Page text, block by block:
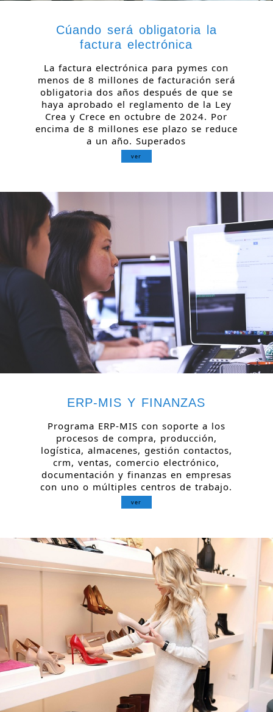
Cúando será obligatoria la
factura electrónica
La factura electrónica para pymes con
menos de 8 millones de facturación será
obligatoria dos años después de que se
haya aprobado el reglamento de la Ley
Crea y Crece en octubre de 2024. Por
encima de 8 millones ese plazo se reduce
a un año. Superados
ver
ERP-MIS Y FINANZAS
Programa ERP-MIS con soporte a los
procesos de compra, producción,
logística, almacenes, gestión contactos,
crm, ventas, comercio electrónico,
documentación y finanzas en empresas
con uno o múltiples centros de trabajo.
ver